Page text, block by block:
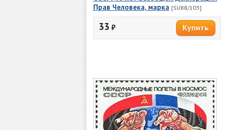
Прав Человека, марка [SU88/103]
33 ₽